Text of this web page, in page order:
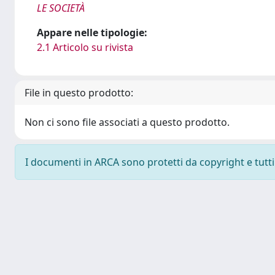
LE SOCIETÀ
Appare nelle tipologie:
2.1 Articolo su rivista
File in questo prodotto:
Non ci sono file associati a questo prodotto.
I documenti in ARCA sono protetti da copyright e